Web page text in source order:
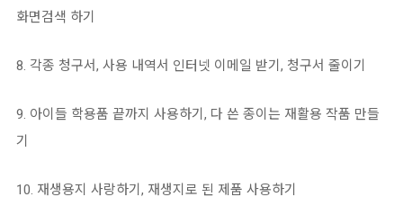
화면검색 하기
8. 각종 청구서, 사용 내역서 인터넷 이메일 받기, 청구서 줄이기
9. 아이들 학용품 끝까지 사용하기, 다 쓴 종이는 재활용 작품 만들
기
10. 재생용지 사랑하기, 재생지로 된 제품 사용하기